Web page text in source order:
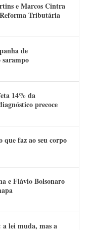
e Marcos Cintra
Tributária
de
14% da
precoce
que faz ao seu corpo
e Flávio Bolsonaro
a lei muda, mas a